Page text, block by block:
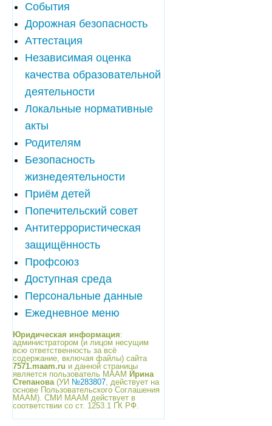
События
Дорожная безопасность
Аттестация
Независимая оценка
качества образовательной
деятельности
Локальные нормативные
акты
Родителям
Безопасность
жизнедеятельности
Приём детей
Попечительский совет
Антитеррористическая
защищённость
Профсоюз
Доступная среда
Персональные данные
Ежедневное меню
Юридическая информация:
администратором (и лицом несущим
всю ответственность за всё
содержание, включая файлы) сайта
7571.maam.ru и данной страницы
является пользователь МААМ Ирина
Степанова(УИ №283807, действует на
основе Пользовательского Соглашения
МААМ). СМИ МААМ действует в
соответствии со ст. 1253.1 ГК РФ.